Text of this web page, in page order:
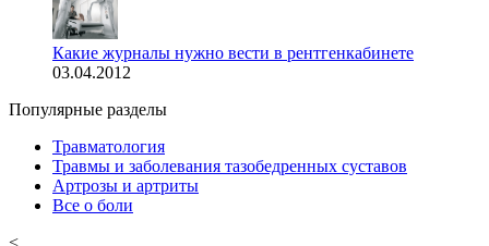
Какие журналы нужно вести в рентгенкабинете
03.04.2012
Популярные разделы
Травматология
Травмы и заболевания тазобедренных суставов
Артрозы и артриты
Все о боли